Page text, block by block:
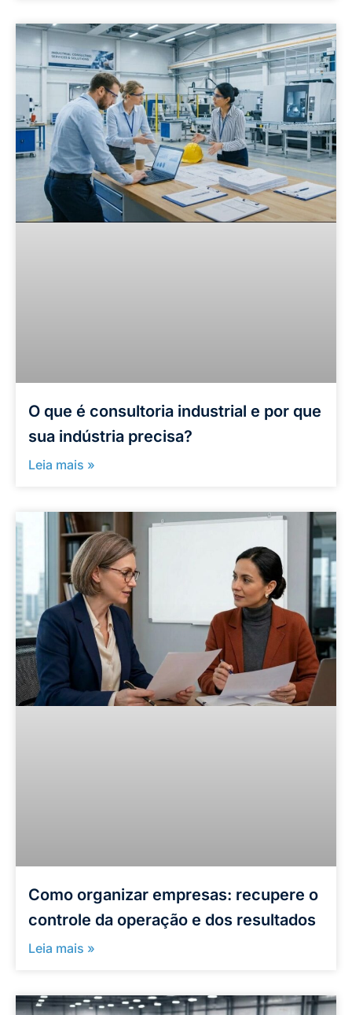
O que é consultoria industrial e por que
sua indústria precisa?
Leia mais »
Como organizar empresas: recupere o
controle da operação e dos resultados
Leia mais »